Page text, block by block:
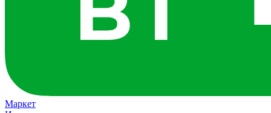
Маркет